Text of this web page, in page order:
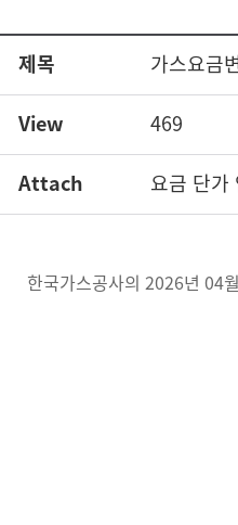
제목 가스요금
View 469
Attach 요금 단
한국가스공사의 2026년 04